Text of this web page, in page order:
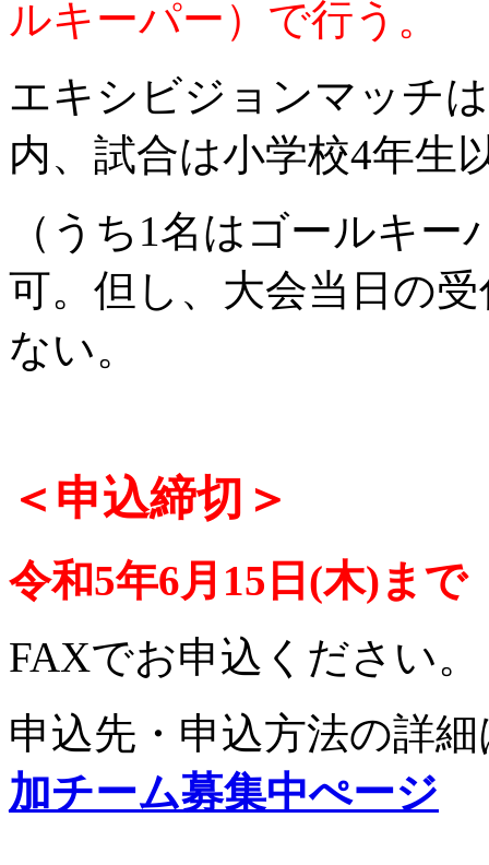
ルキーパー）で行う。
エキシビジョンマッチ
内、試合は小学校4年生
（うち1名はゴールキ
可。但し、大会当日の
ない。
＜申込締切＞
令和5年6月15日(木)ま
FAXでお申込ください。
申込先・申込方法の詳
加チーム募集中ぺージ